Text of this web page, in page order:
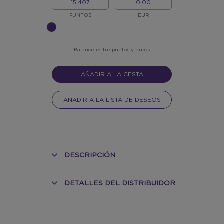
PUNTOS
PUNTOS
EUR
PLEASE
INPUT
Balance entre puntos y euros
AÑADIR A LA CESTA
AÑADIR A LA LISTA DE DESEOS
DESCRIPCIÓN
DETALLES DEL DISTRIBUIDOR